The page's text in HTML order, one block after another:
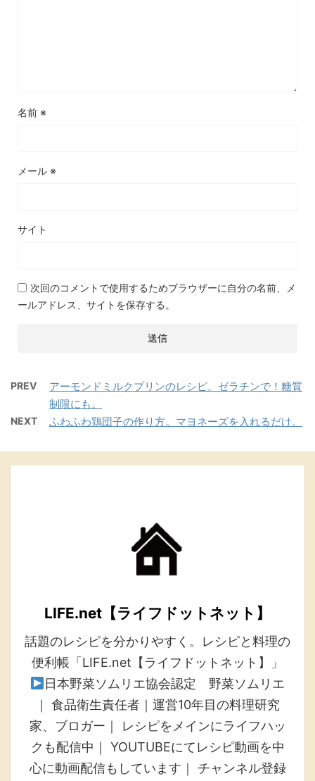
名前 ※
メール ※
サイト
次回のコメントで使用するためブラウザーに自分の名前、メ
ールアドレス、サイトを保存する。
PREV
アーモンドミルクプリンのレシピ。ゼラチンで！糖質
制限にも。
NEXT ふわふわ鶏団子の作り方。マヨネーズを入れるだけ。
LIFE.net【ライフドットネット】
話題のレシピを分かりやすく。レシピと料理の
便利帳「LIFE.net【ライフドットネット】」
日本野菜ソムリエ協会認定 野菜ソムリエ
｜ 食品衛生責任者｜運営10年目の料理研究
家、ブロガー｜ レシピをメインにライフハッ
クも配信中｜ YOUTUBEにてレシピ動画を中
心に動画配信もしています｜ チャンネル登録